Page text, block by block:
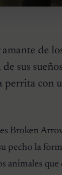
de
sus
con
Broken
pecho la
animales